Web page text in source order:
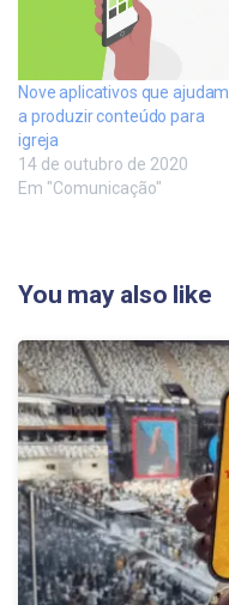
Nove aplicativos que ajudam
a produzir conteúdo para
igreja
14 de outubro de 2020
Em "Comunicação"
You may also like